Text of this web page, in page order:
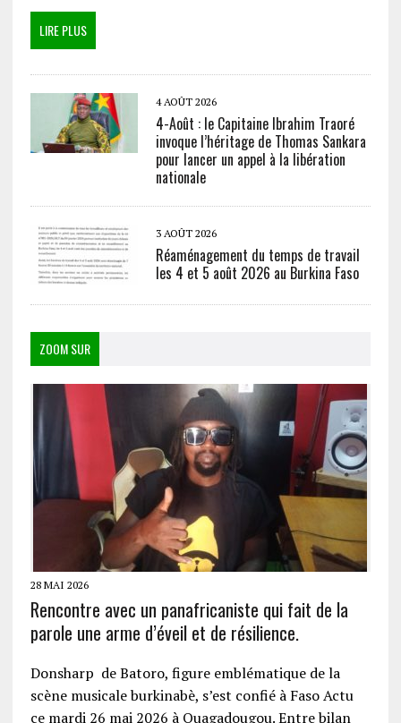
LIRE PLUS
4 AOÛT 2026
4-Août : le Capitaine Ibrahim Traoré
invoque l’héritage de Thomas Sankara
pour lancer un appel à la libération
nationale
3 AOÛT 2026
Réaménagement du temps de travail
les 4 et 5 août 2026 au Burkina Faso
ZOOM SUR
28 MAI 2026
Rencontre avec un panafricaniste qui fait de la
parole une arme d’éveil et de résilience.
Donsharp de Batoro, figure emblématique de la
scène musicale burkinabè, s’est confié à Faso Actu
ce mardi 26 mai 2026 à Ouagadougou. Entre bilan